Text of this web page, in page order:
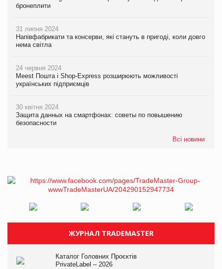
бронеплити
31 липня 2024
Напівфабрикати та консерви, які стануть в пригоді, коли довго
нема світла
24 червня 2024
Meest Пошта і Shop-Express розширюють можливості
українських підприємців
30 квітня 2024
Защита данных на смартфонах: советы по повышению
безопасности
Всі новини
ЖУРНАЛ TRADEMASTER
Каталог Головних Проєктів
PrivateLabel – 2026